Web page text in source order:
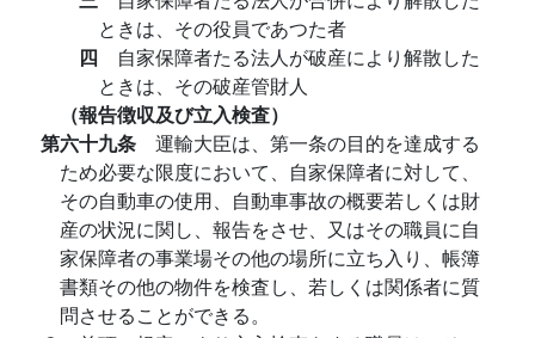
ときは、その役員であつた者
四 自家保障者たる法人が破産により解散した
ときは、その破産管財人
（報告徴収及び立入検査）
第六十九条 運輸大臣は、第一条の目的を達成する
ため必要な限度において、自家保障者に対して、
その自動車の使用、自動車事故の概要若しくは財
産の状況に関し、報告をさせ、又はその職員に自
家保障者の事業場その他の場所に立ち入り、帳簿
書類その他の物件を検査し、若しくは関係者に質
問させることができる。